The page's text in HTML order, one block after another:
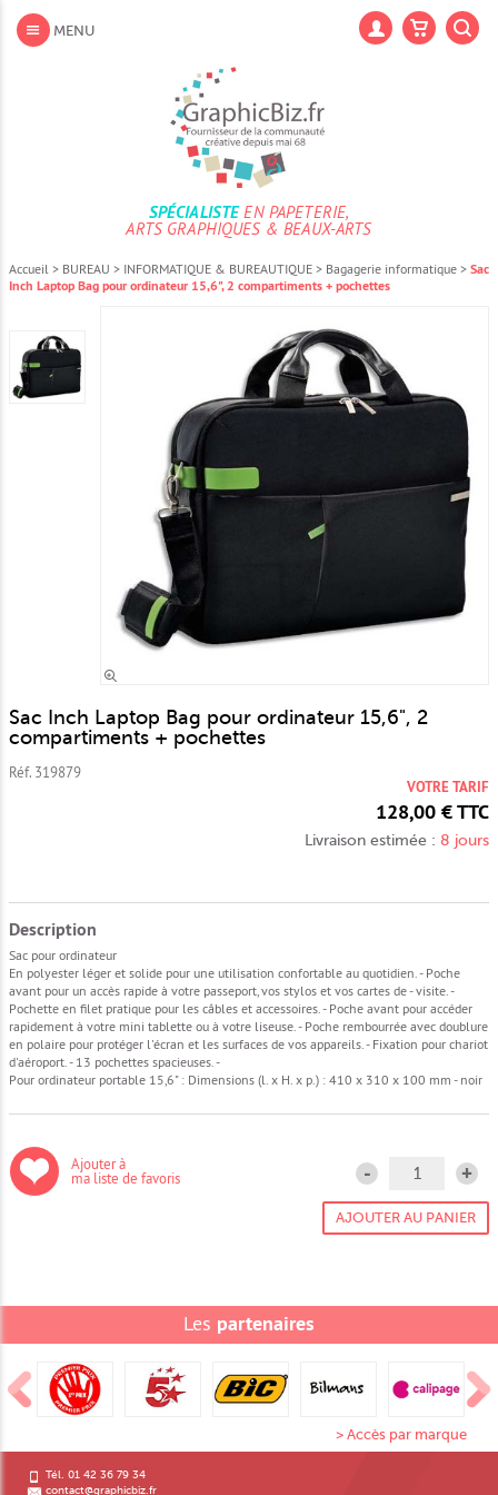
contenu
Aller
MENU
SPÉCIALISTEEN PAPETERIE,
ARTS GRAPHIQUES & BEAUX-ARTS
Accueil > BUREAU > INFORMATIQUE & BUREAUTIQUE > Bagagerie informatique > Sac
Inch Laptop Bag pour ordinateur 15,6", 2 compartiments + pochettes
Sac Inch Laptop Bag pour ordinateur 15,6", 2
compartiments + pochettes
Réf. 319879
VOTRE TARIF
128,00 € TTC
Livraison estimée : 8 jours
Description
Sac pour ordinateur
En polyester léger et solide pour une utilisation confortable au quotidien. - Poche
avant pour un accès rapide à votre passeport, vos stylos et vos cartes de - visite. -
Pochette en filet pratique pour les câbles et accessoires. - Poche avant pour accéder
rapidement à votre mini tablette ou à votre liseuse. - Poche rembourrée avec doublure
en polaire pour protéger l'écran et les surfaces de vos appareils. - Fixation pour chariot
d'aéroport. - 13 pochettes spacieuses. -
Pour ordinateur portable 15,6" : Dimensions (l. x H. x p.) : 410 x 310 x 100 mm - noir
Ajouter à
ma liste de favoris
+
-
Les partenaires
> Accès par marque
Tél. 01 42 36 79 34
contact@graphicbiz.fr